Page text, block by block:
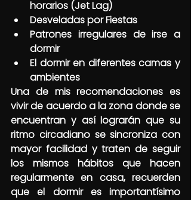
horarios (Jet Lag)
Desveladas por Fiestas
Patrones irregulares de irse a
dormir
El dormir en diferentes camas y
ambientes
Una de mis recomendaciones es
vivir de acuerdo a la zona donde se
encuentran y así lograrán que su
ritmo circadiano se sincroniza con
mayor facilidad y traten de seguir
los mismos hábitos que hacen
regularmente en casa, recuerden
que el dormir es importantísimo